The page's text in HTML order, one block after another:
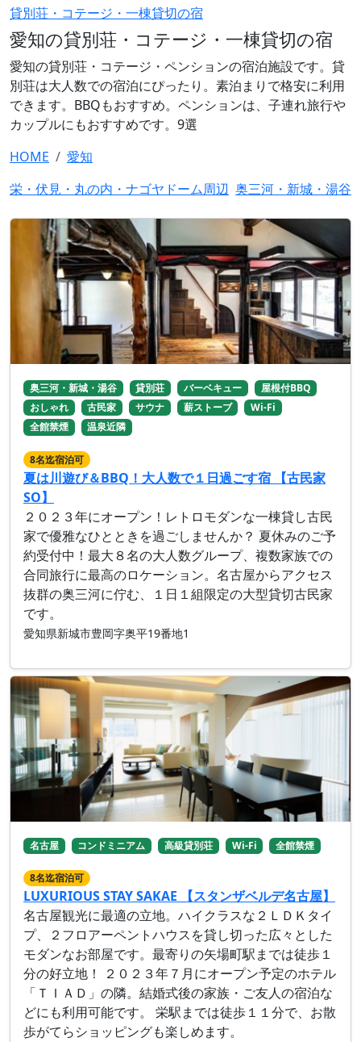
貸別荘・コテージ・一棟貸切の宿
愛知の貸別荘・コテージ・一棟貸切の宿
愛知の貸別荘・コテージ・ペンションの宿泊施設です。貸
別荘は大人数での宿泊にぴったり。素泊まりで格安に利用
できます。BBQもおすすめ。ペンションは、子連れ旅行や
カップルにもおすすめです。9選
HOME
愛知
栄・伏見・丸の内・ナゴヤドーム周辺 奥三河・新城・湯谷
奥三河・新城・湯谷 貸別荘 バーベキュー
屋根付BBQ
おしゃれ
古民家 サウナ 薪ストーブ
Wi-Fi
全館禁煙
温泉近隣
8名迄宿泊可
夏は川遊び＆BBQ！大人数で１日過ごす宿 【古民家
SO】
２０２３年にオープン！レトロモダンな一棟貸し古民
家で優雅なひとときを過ごしませんか？ 夏休みのご予
約受付中！最大８名の大人数グループ、複数家族での
合同旅行に最高のロケーション。名古屋からアクセス
抜群の奥三河に佇む、１日１組限定の大型貸切古民家
です。
愛知県新城市豊岡字奥平19番地1
名古屋 コンドミニアム 高級貸別荘 Wi-Fi 全館禁煙
8名迄宿泊可
LUXURIOUS STAY SAKAE 【スタンザベルデ名古屋】
名古屋観光に最適の立地。ハイクラスな２ＬＤＫタイ
プ、２フロアーペントハウスを貸し切った広々とした
モダンなお部屋です。最寄りの矢場町駅までは徒歩１
分の好立地！ ２０２３年７月にオープン予定のホテル
「ＴＩＡＤ」の隣。結婚式後の家族・ご友人の宿泊な
どにも利用可能です。 栄駅までは徒歩１１分で、お散
歩がてらショッピングも楽しめます。